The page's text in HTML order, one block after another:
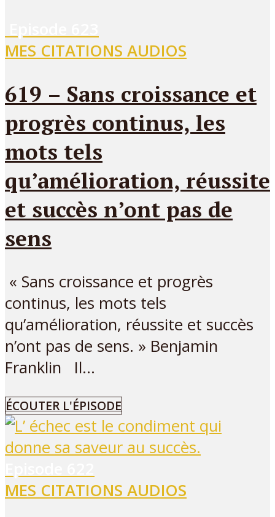
MES CITATIONS AUDIOS
619 – Sans croissance et
progrès continus, les
mots tels
qu’amélioration, réussite
et succès n’ont pas de
sens
« Sans croissance et progrès
continus, les mots tels
qu’amélioration, réussite et succès
n’ont pas de sens. » Benjamin
Franklin Il...
ÉCOUTER L'ÉPISODE
MES CITATIONS AUDIOS